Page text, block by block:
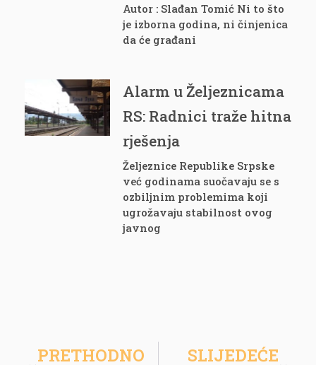
Autor : Slađan Tomić Ni to što
je izborna godina, ni činjenica
da će građani
Alarm u Željeznicama
RS: Radnici traže hitna
rješenja
Željeznice Republike Srpske
već godinama suočavaju se s
ozbiljnim problemima koji
ugrožavaju stabilnost ovog
javnog
PRETHODNO SLIJEDEĆE